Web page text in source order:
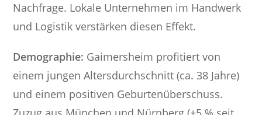
Nachfrage. Lokale Unternehmen im Handwerk
und Logistik verstärken diesen Effekt.
Demographie: Gaimersheim profitiert von
einem jungen Altersdurchschnitt (ca. 38 Jahre)
und einem positiven Geburtenüberschuss.